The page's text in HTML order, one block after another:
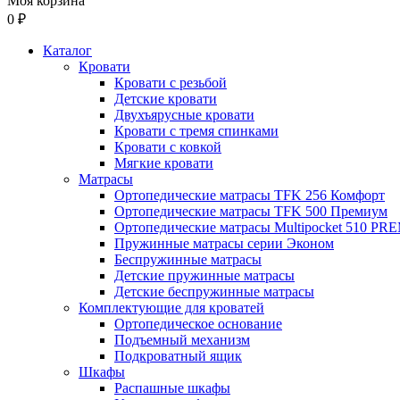
0 ₽
Каталог
Кровати
Кровати с резьбой
Детские кровати
Двухъярусные кровати
Кровати с тремя спинками
Кровати с ковкой
Мягкие кровати
Матрасы
Ортопедические матрасы TFK 256 Комфорт
Ортопедические матрасы TFK 500 Премиум
Ортопедические матрасы Multipocket 510
Пружинные матрасы серии Эконом
Беспружинные матрасы
Детские пружинные матрасы
Детские беспружинные матрасы
Комплектующие для кроватей
Ортопедическое основание
Подъемный механизм
Подкроватный ящик
Шкафы
Распашные шкафы